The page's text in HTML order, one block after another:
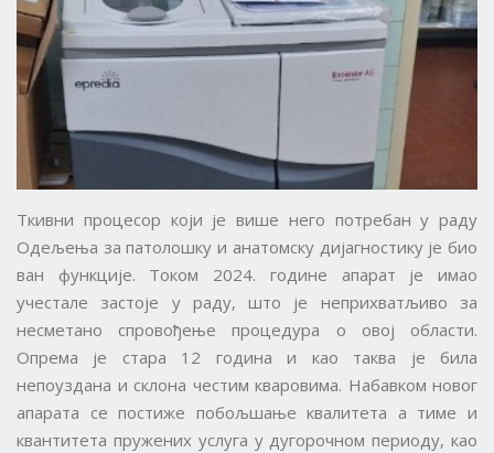
Ткивни процесор који је више него потребан у раду
Одељења за патолошку и анатомску дијагностику је био
ван функције. Током 2024. године апарат је имао
учестале застоје у раду, што је неприхватљиво за
несметано спровођење процедура о овој области.
Опрема је стара 12 година и као таква је била
непоуздана и склона честим кваровима. Набавком новог
апарата се постиже побољшање квалитета а тиме и
квантитета пружених услуга у дугорочном периоду, као